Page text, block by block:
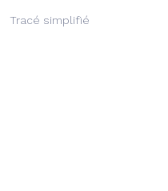
Tracé simplifié